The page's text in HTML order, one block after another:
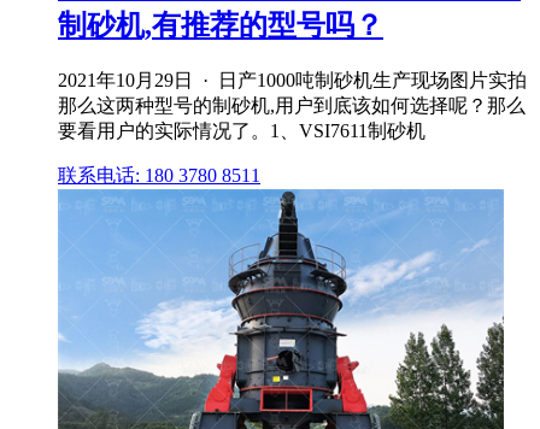
制砂机,有推荐的型号吗？
2021年10月29日 · 日产1000吨制砂机生产现场图片实拍
那么这两种型号的制砂机,用户到底该如何选择呢？那么
要看用户的实际情况了。1、VSI7611制砂机
联系电话: 180 3780 8511